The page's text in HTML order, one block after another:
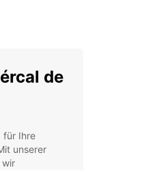
de
für Ihre
unserer
wir